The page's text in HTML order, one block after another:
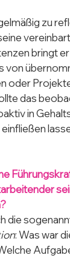
zu
bringt
von
oder
das
in
die
: Was war